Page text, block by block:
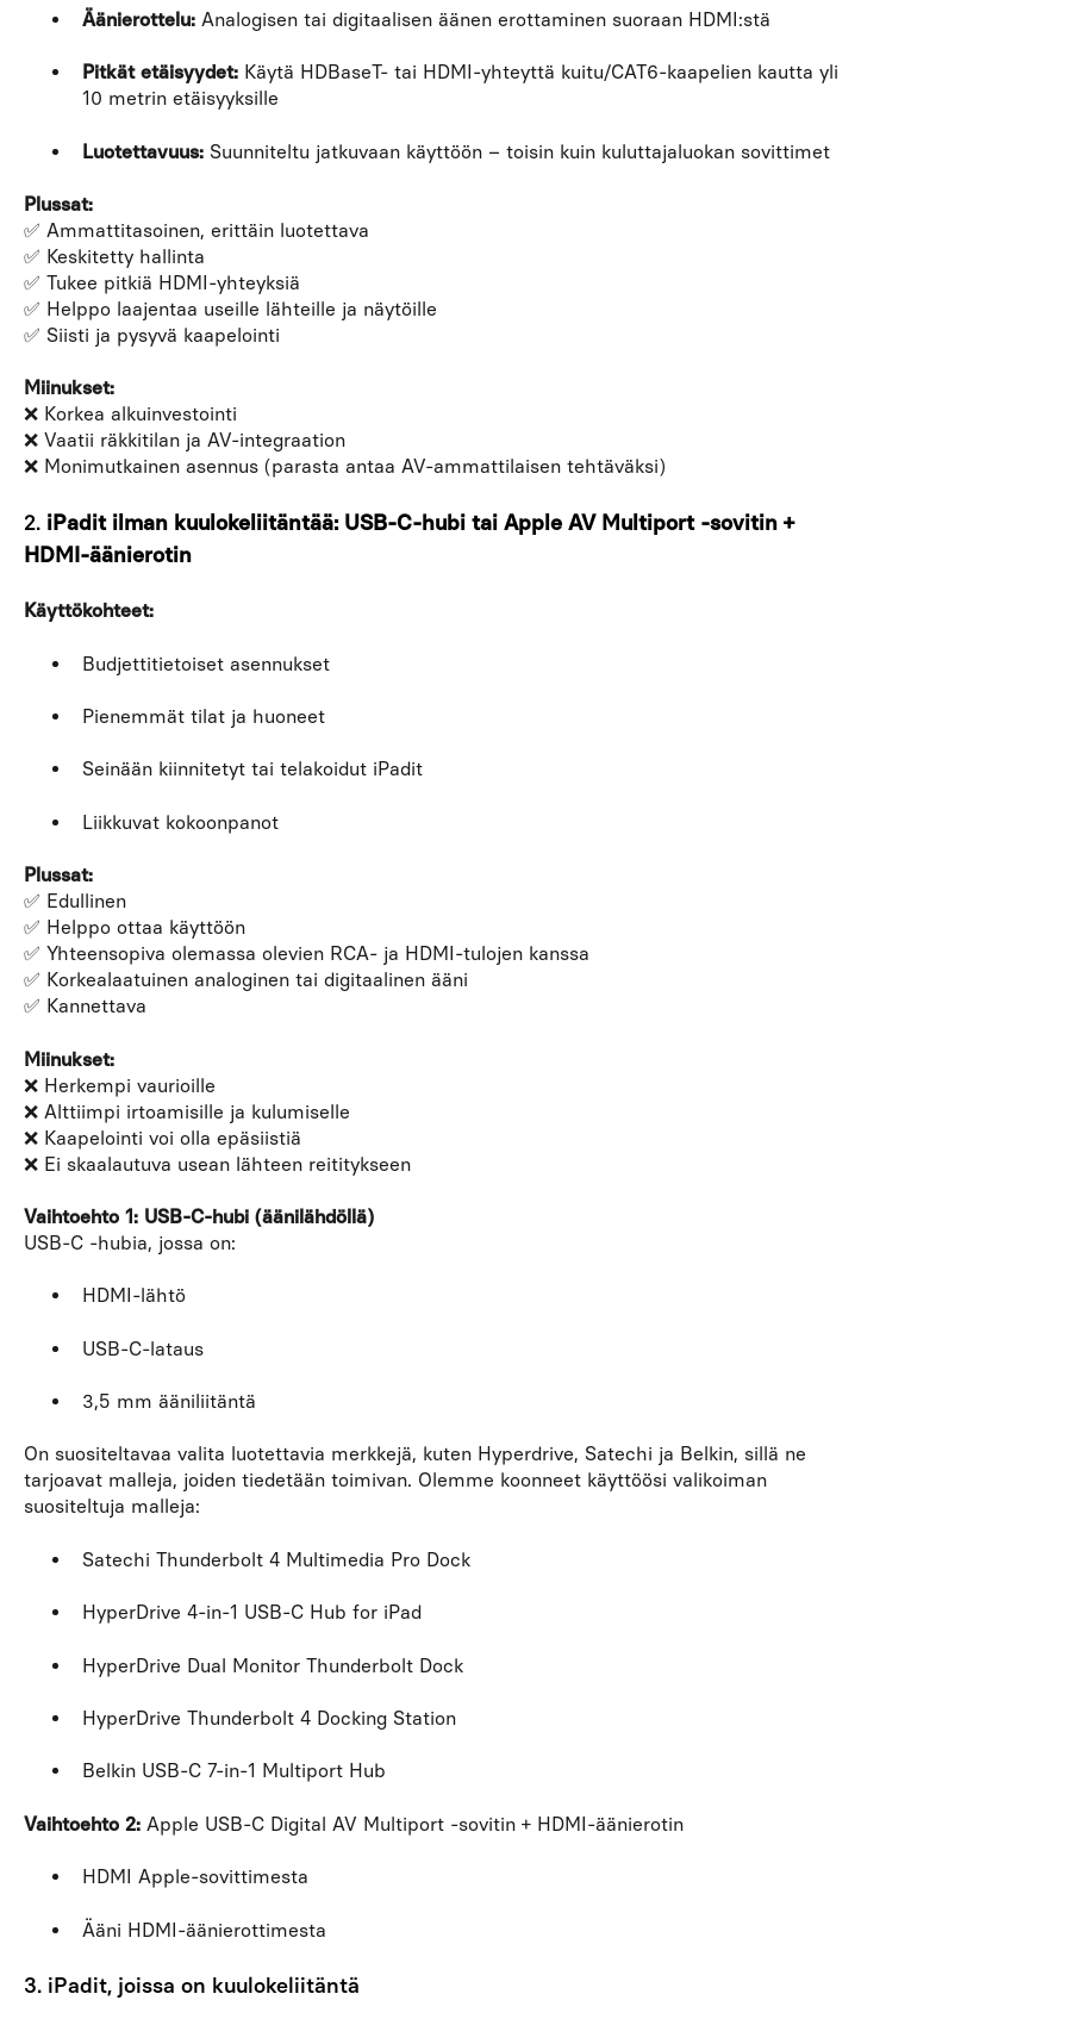
Äänierottelu:Analogisen tai digitaalisen äänen erottaminen suoraan HDMI:stä
Pitkät etäisyydet:Käytä HDBaseT- tai HDMI-yhteyttä kuitu/CAT6-kaapelien kautta yli
10 metrin etäisyyksille
Luotettavuus:Suunniteltu jatkuvaan käyttöön – toisin kuin kuluttajaluokan sovittimet
Plussat:
✅ Ammattitasoinen, erittäin luotettava
✅ Keskitetty hallinta
✅ Tukee pitkiä HDMI-yhteyksiä
✅ Helppo laajentaa useille lähteille ja näytöille
✅ Siisti ja pysyvä kaapelointi
Miinukset:
❌ Korkea alkuinvestointi
❌ Vaatii räkkitilan ja AV-integraation
❌ Monimutkainen asennus (parasta antaa AV-ammattilaisen tehtäväksi)
2. iPadit ilman kuulokeliitäntää: USB-C-hubi tai Apple AV Multiport -sovitin +
HDMI-äänierotin
Käyttökohteet:
Budjettitietoiset asennukset
Pienemmät tilat ja huoneet
Seinään kiinnitetyt tai telakoidut iPadit
Liikkuvat kokoonpanot
Plussat:
✅ Edullinen
✅ Helppo ottaa käyttöön
✅ Yhteensopiva olemassa olevien RCA- ja HDMI-tulojen kanssa
✅ Korkealaatuinen analoginen tai digitaalinen ääni
✅ Kannettava
Miinukset:
❌ Herkempi vaurioille
❌ Alttiimpi irtoamisille ja kulumiselle
❌ Kaapelointi voi olla epäsiistiä
❌ Ei skaalautuva usean lähteen reititykseen
Vaihtoehto 1: USB-C-hubi (äänilähdöllä)
USB-C -hubia, jossa on:
HDMI-lähtö
USB-C-lataus
3,5 mm ääniliitäntä
On suositeltavaa valita luotettavia merkkejä, kuten Hyperdrive, Satechi ja Belkin, sillä ne
tarjoavat malleja, joiden tiedetään toimivan. Olemme koonneet käyttöösi valikoiman
suositeltuja malleja:
Satechi Thunderbolt 4 Multimedia Pro Dock
HyperDrive 4-in-1 USB-C Hub for iPad
HyperDrive Dual Monitor Thunderbolt Dock
HyperDrive Thunderbolt 4 Docking Station
Belkin USB-C 7-in-1 Multiport Hub
Vaihtoehto 2:Apple USB-C Digital AV Multiport -sovitin + HDMI-äänierotin
HDMI Apple-sovittimesta
Ääni HDMI-äänierottimesta
3. iPadit, joissa on kuulokeliitäntä